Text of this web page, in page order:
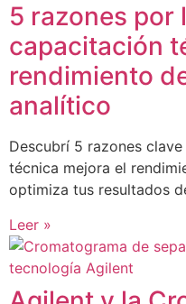
5 razones por
capacitación
rendimiento
analítico
Descubrí 5 razones
técnica mejora el
optimiza tus resultados
Leer »